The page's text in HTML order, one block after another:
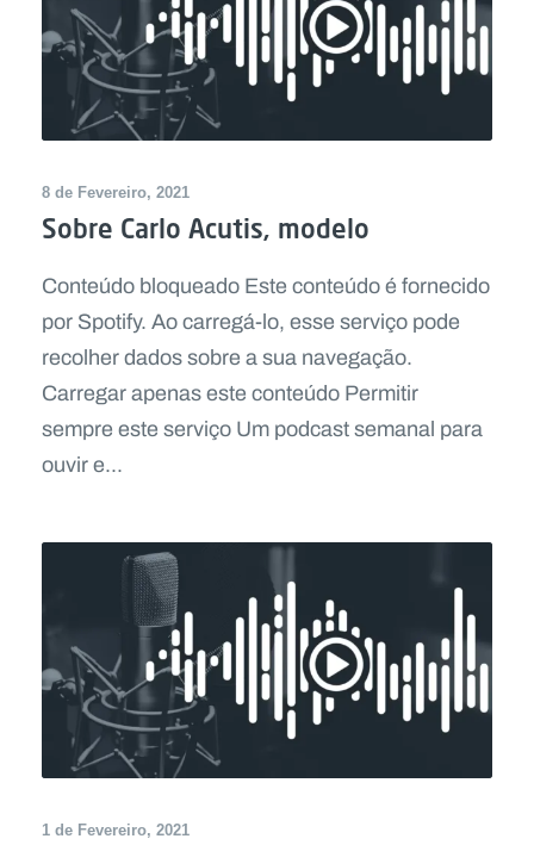
8 de Fevereiro, 2021
Sobre Carlo Acutis, modelo
Conteúdo bloqueado Este conteúdo é fornecido
por Spotify. Ao carregá-lo, esse serviço pode
recolher dados sobre a sua navegação.
Carregar apenas este conteúdo Permitir
sempre este serviço Um podcast semanal para
ouvir e...
1 de Fevereiro, 2021